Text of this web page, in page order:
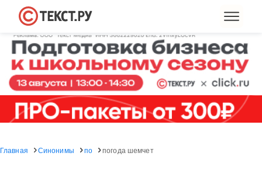
Главная Синонимы по погода шемчет